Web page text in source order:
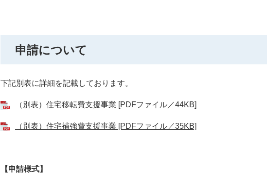
申請について
下記別表に詳細を記載しております。
（別表）住宅移転費支援事業 [PDFファイル／44KB]
（別表）住宅補強費支援事業 [PDFファイル／35KB]
【申請様式】